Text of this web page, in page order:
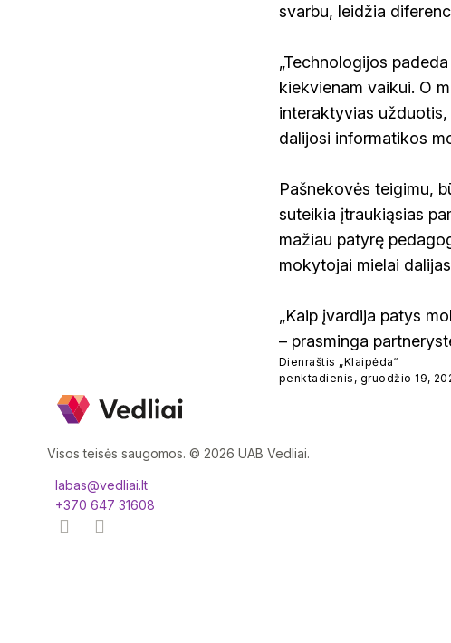
svarbu, leidžia
„Technologijos
kiekvienam vaikui. O
interaktyvias
dalijosi informatikos
Pašnekovės teigimu,
suteikia įtraukiąsias
mažiau patyrę
mokytojai mielai
„Kaip įvardija patys
– prasminga
Dienraštis „Klaipėda“
penktadienis, gruodžio 19,
Visos teisės saugomos. © 2026 UAB Vedliai.
labas@vedliai.lt
+370 647 31608